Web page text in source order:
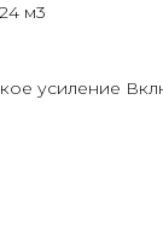
м3
усиление